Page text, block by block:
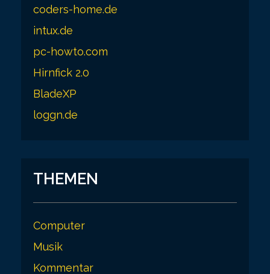
coders-home.de
intux.de
pc-howto.com
Hirnfick 2.0
BladeXP
loggn.de
THEMEN
Computer
Musik
Kommentar